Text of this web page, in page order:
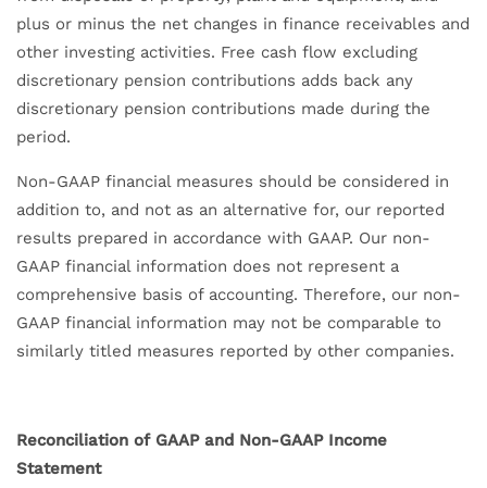
plus or minus the net changes in finance receivables and
other investing activities. Free cash flow excluding
discretionary pension contributions adds back any
discretionary pension contributions made during the
period.
Non-GAAP financial measures should be considered in
addition to, and not as an alternative for, our reported
results prepared in accordance with GAAP. Our non-
GAAP financial information does not represent a
comprehensive basis of accounting. Therefore, our non-
GAAP financial information may not be comparable to
similarly titled measures reported by other companies.
Reconciliation of GAAP and Non-GAAP Income
Statement